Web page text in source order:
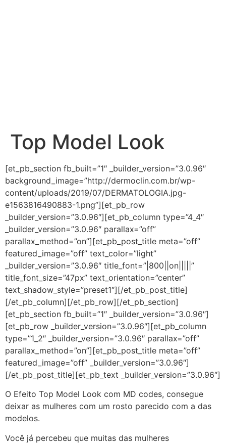
Top Model Look
[et_pb_section fb_built=”1″ _builder_version=”3.0.96″
background_image=”http://dermoclin.com.br/wp-
content/uploads/2019/07/DERMATOLOGIA.jpg-
e1563816490883-1.png”][et_pb_row
_builder_version=”3.0.96″][et_pb_column type=”4_4″
_builder_version=”3.0.96″ parallax=”off”
parallax_method=”on”][et_pb_post_title meta=”off”
featured_image=”off” text_color=”light”
_builder_version=”3.0.96″ title_font=”|800||on|||||”
title_font_size=”47px” text_orientation=”center”
text_shadow_style=”preset1″][/et_pb_post_title]
[/et_pb_column][/et_pb_row][/et_pb_section]
[et_pb_section fb_built=”1″ _builder_version=”3.0.96″]
[et_pb_row _builder_version=”3.0.96″][et_pb_column
type=”1_2″ _builder_version=”3.0.96″ parallax=”off”
parallax_method=”on”][et_pb_post_title meta=”off”
featured_image=”off” _builder_version=”3.0.96″]
[/et_pb_post_title][et_pb_text _builder_version=”3.0.96″]
O Efeito Top Model Look com MD codes, consegue
deixar as mulheres com um rosto parecido com a das
modelos.
Você já percebeu que muitas das mulheres